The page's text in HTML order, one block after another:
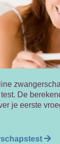
De
je eerste